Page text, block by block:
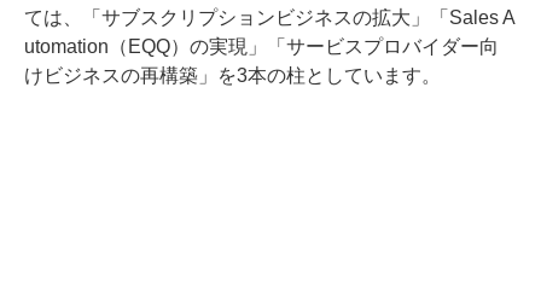
ては、「サブスクリプションビジネスの拡大」「Sales A
utomation（EQQ）の実現」「サービスプロバイダー向
けビジネスの再構築」を3本の柱としています。